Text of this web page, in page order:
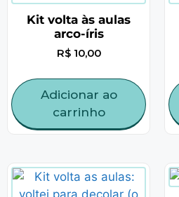
Kit volta às aulas
arco-íris
R$10,00
Adicionar ao
carrinho